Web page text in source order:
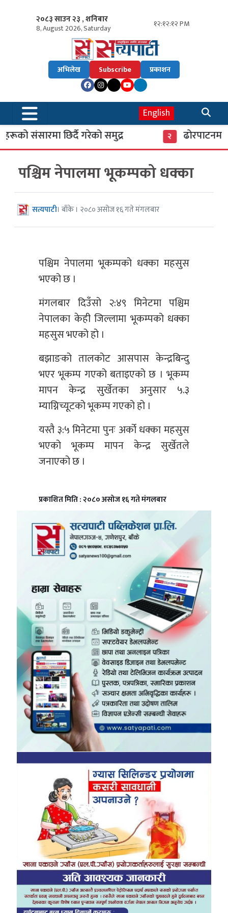
२०८३ साउन २३ , शनिबार
8, August 2026, Saturday १२:१२:१३ PM
अभिलेख Subscribe प्रकाशन
English
संसारमा छिर्दै गरेको समुद्र ढोरपाटनमा
पश्चिम नेपालमा भूकम्पको धक्का
सत्यपाटी। बाँके । २०८० असोज १६ गते मंगलबार
पश्चिम नेपालमा भूकम्पको धक्का महसुस
भएको छ ।
मंगलबार दिउँसो २:४९ मिनेटमा पश्चिम
नेपालका केही जिल्लामा भूकम्पको धक्का
महसुस भएको हो ।
बझाङको तालकोट आसपास केन्द्रबिन्दु
भएर भूकम्प गएको बताइएको छ । भूकम्प
मापन केन्द्र सुर्खेतका अनुसार ५.३
म्याग्निच्यूटको भूकम्प गएको हो ।
यस्तै ३:५ मिनेटमा पुनः अर्को धक्का महसुस
भएको भूकम्प मापन केन्द्र सुर्खेतले
जनाएको छ ।
प्रकाशित मिति : २०८० असोज १६ गते मंगलबार